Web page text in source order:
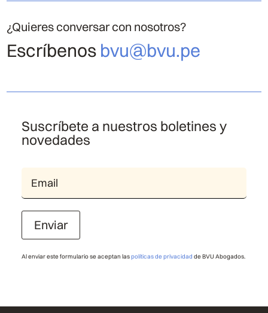
¿Quieres conversar con nosotros?
Escríbenos bvu@bvu.pe
Suscríbete a nuestros boletines y
novedades
Enviar
Al enviar este formulario se aceptan laspolíticas de privacidad de BVU Abogados.